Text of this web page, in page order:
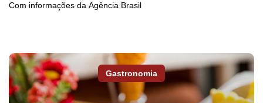
Com informações da Agência Brasil
Gastronomia